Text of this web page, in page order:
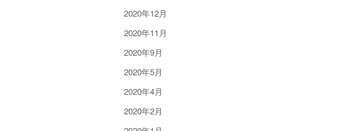
2020年12月
2020年11月
2020年9月
2020年5月
2020年4月
2020年2月